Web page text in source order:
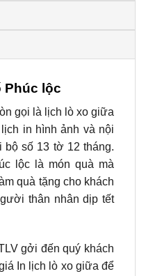
Phúc lộc
gọi là lịch lò xo giữa
in hình ảnh và nội
bộ số 13 tờ 12 tháng.
lộc là món quà mà
quà tặng cho khách
thân nhân dịp tết
gởi đến quý khách
In lịch lò xo giữa để